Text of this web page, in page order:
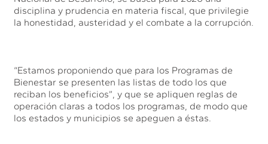
disciplina y prudencia en materia fiscal, que privilegie
la honestidad, austeridad y el combate a la corrupción.
“Estamos proponiendo que para los Programas de
Bienestar se presenten las listas de todo los que
reciban los beneficios”, y que se apliquen reglas de
operación claras a todos los programas, de modo que
los estados y municipios se apeguen a éstas.